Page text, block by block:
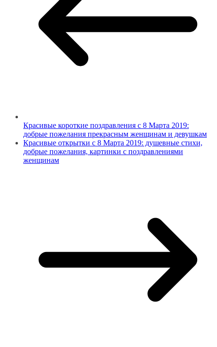
Красивые короткие поздравления с 8 Марта 2019:
добрые пожелания прекрасным женщинам и девушкам
Красивые открытки с 8 Марта 2019: душевные стихи,
добрые пожелания, картинки с поздравлениями
женщинам